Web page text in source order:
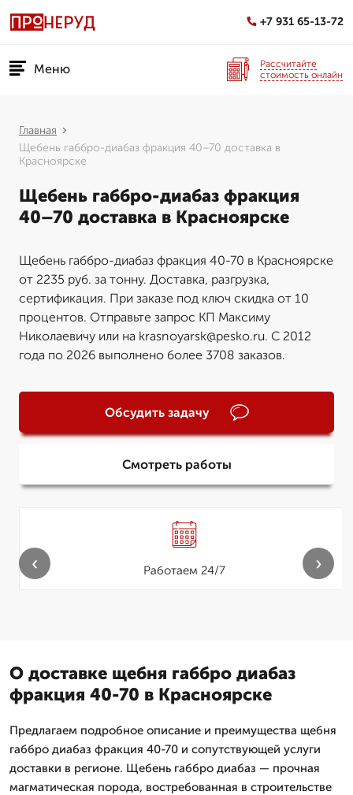
+7 931 65-13-72
Меню
Рассчитайте
стоимость онлайн
Главная
Щебень габбро-диабаз фракция 40–70 доставка в
Красноярске
Щебень габбро-диабаз фракция
40–70 доставка в Красноярске
Щебень габбро-диабаз фракция 40-70 в Красноярске
от 2235 руб. за тонну. Доставка, разгрузка,
сертификация. При заказе под ключ скидка от 10
процентов. Отправьте запрос КП Максиму
Николаевичу или на krasnoyarsk@pesko.ru. С 2012
года по 2026 выполнено более 3708 заказов.
Обсудить задачу
Смотреть работы
Работаем 24/7
‹ ›
О доставке щебня габбро диабаз
фракция 40-70 в Красноярске
Предлагаем подробное описание и преимущества щебня
габбро диабаз фракция 40-70 и сопутствующей услуги
доставки в регионе. Щебень габбро диабаз — прочная
магматическая порода, востребованная в строительстве